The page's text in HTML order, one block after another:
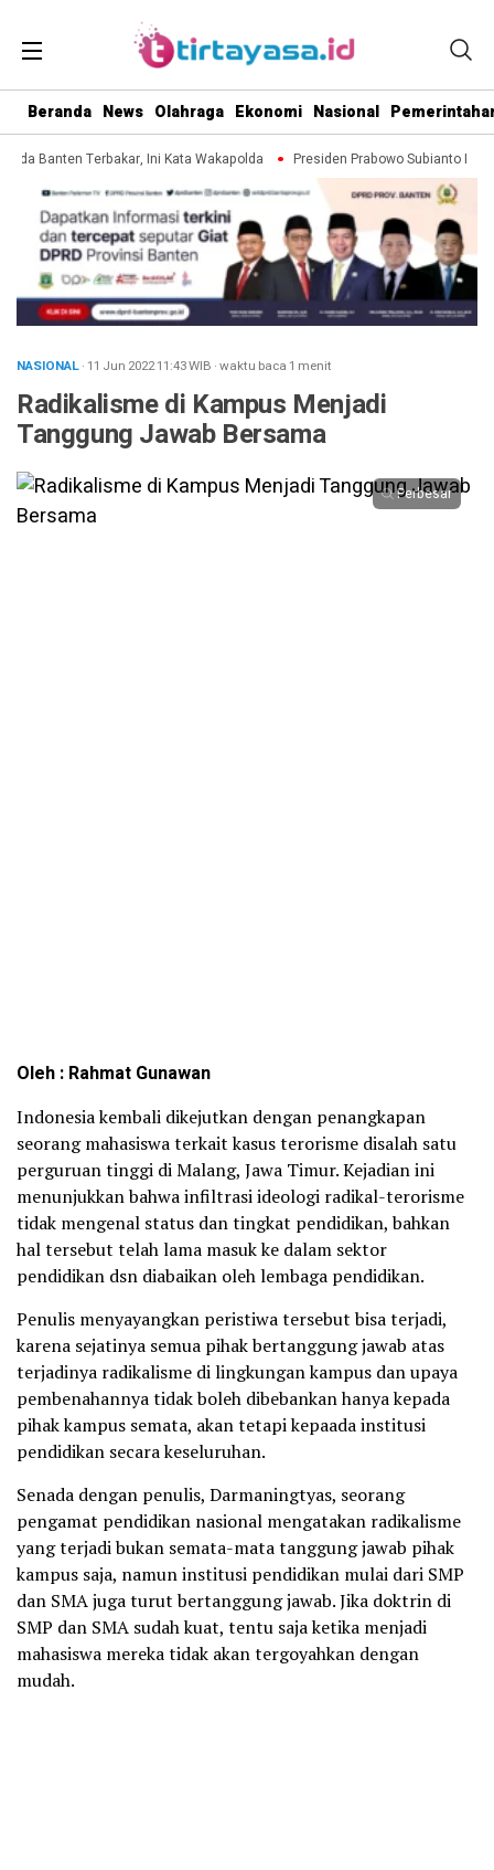
Beranda News Olahraga Ekonomi Nasional
Banten Terbakar, Ini Kata Wakapolda Presiden Prabowo Subianto
NASIONAL· 11 Jun 202211:43WIB ·waktu baca 1 menit
Radikalisme di Kampus Menjadi
Tanggung Jawab Bersama
Perbesar
Oleh : Rahmat Gunawan
Indonesia kembali dikejutkan dengan penangkapan
seorang mahasiswa terkait kasus terorisme disalah satu
perguruan tinggi di Malang, Jawa Timur. Kejadian ini
menunjukkan bahwa infiltrasi ideologi radikal-terorisme
tidak mengenal status dan tingkat pendidikan, bahkan
hal tersebut telah lama masuk ke dalam sektor
pendidikan dsn diabaikan oleh lembaga pendidikan.
Penulis menyayangkan peristiwa tersebut bisa terjadi,
karena sejatinya semua pihak bertanggung jawab atas
terjadinya radikalisme di lingkungan kampus dan upaya
pembenahannya tidak boleh dibebankan hanya kepada
pihak kampus semata, akan tetapi kepaada institusi
pendidikan secara keseluruhan.
Senada dengan penulis, Darmaningtyas, seorang
pengamat pendidikan nasional mengatakan radikalisme
yang terjadi bukan semata-mata tanggung jawab pihak
kampus saja, namun institusi pendidikan mulai dari SMP
dan SMA juga turut bertanggung jawab. Jika doktrin di
SMP dan SMA sudah kuat, tentu saja ketika menjadi
mahasiswa mereka tidak akan tergoyahkan dengan
mudah.